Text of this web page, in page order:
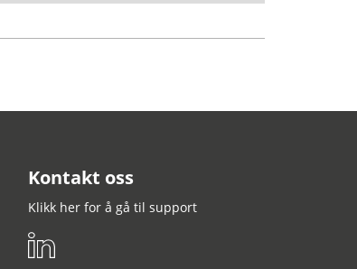
Kontakt oss
Klikk her for å gå til support